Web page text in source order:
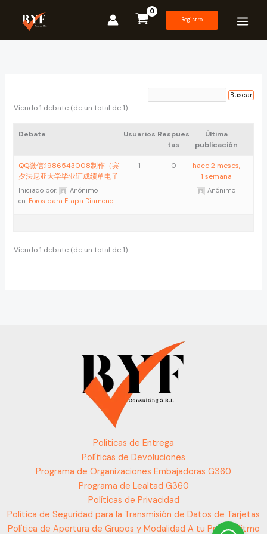
contenido
Registro
Viendo 1 debate (de un total de 1)
Debate Usuarios Respues
tas
Última
publicación
QQ微信:1986543008制作（宾
夕法尼亚大学毕业证成绩单电子
Iniciado por:
Anónimo
en: Foros para Etapa Diamond
1 0
hace 2 meses,
1 semana
Anónimo
Viendo 1 debate (de un total de 1)
Políticas de Entrega
Políticas de Devoluciones
Programa de Organizaciones Embajadoras G360
Programa de Lealtad G360
Políticas de Privacidad
Política de Seguridad para la Transmisión de Datos de Tarjetas
Política de Apertura de Grupos y Modalidad A tu Propio Ritmo